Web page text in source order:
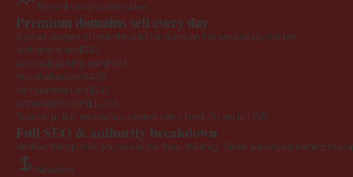
Recent comparable sales
Premium domains sell every day
A small sample of recently sold domains on the secondary market.
fatdogfarm.org$787
securedbanking.com$464
focushaber.com$430
derbyramtrail.org$510
activestudio.com$1,233
Source: public secondary-market sales feed. Prices in USD.
Full SEO & authority breakdown
Verified from public sources at the time of listing. Some advanced metrics
Valuation